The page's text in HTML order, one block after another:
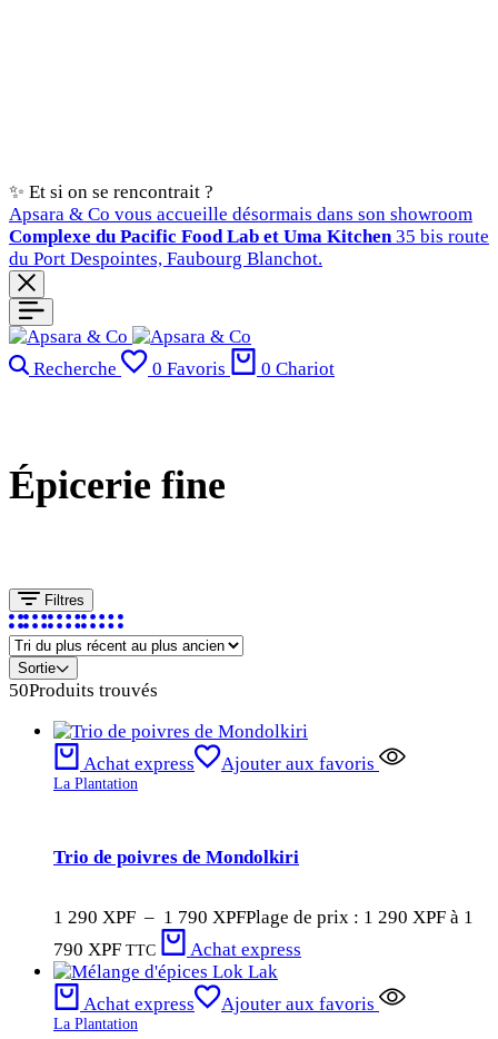
✨ Et si on se rencontrait ?
Apsara & Co vous accueille désormais dans son showroom
Complexe du Pacific Food Lab et Uma Kitchen35 bis route
du Port Despointes, Faubourg Blanchot.
Recherche 0 Favoris 0 Chariot
Épicerie fine
Filtres
Sortie
50Produits trouvés
Achat express Ajouter aux favoris
La Plantation
Trio de poivres de Mondolkiri
1 290 XPF – 1 790 XPFPlage de prix : 1 290 XPF à 1
790 XPF TTC Achat express
Achat express Ajouter aux favoris
La Plantation